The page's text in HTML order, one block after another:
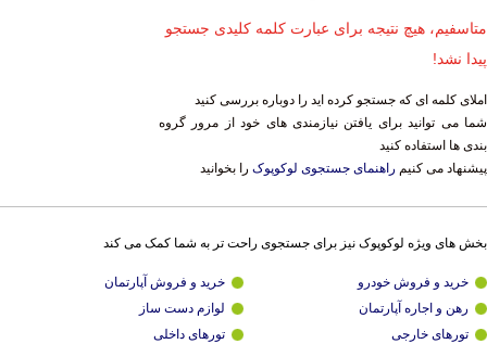
متاسفیم، هیچ نتیجه برای عبارت کلمه کلیدی جستجو
پیدا نشد!
املای کلمه ای که جستجو کرده اید را دوباره بررسی کنید
شما می توانید برای یافتن نیازمندی های خود از مرور گروه
بندی ها استفاده کنید
پیشنهاد می کنیم راهنمای جستجوی لوکوپوک را بخوانید
بخش های ویژه لوکوپوک نیز برای جستجوی راحت تر به شما کمک می کند
خرید و فروش خودرو
خرید و فروش آپارتمان
رهن و اجاره آپارتمان
لوازم دست ساز
تورهای خارجی
تورهای داخلی